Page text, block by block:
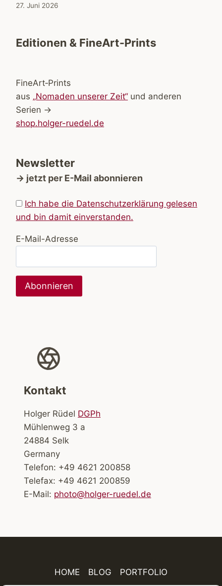
27. Juni 2026
Editionen & FineArt-Prints
FineArt‑Prints
aus „Nomaden unserer Zeit“ und anderen
Serien →
shop.holger-ruedel.de
Newsletter
→ jetzt per E-Mail abonnieren
Ich habe die Datenschutzerklärung gelesen
und bin damit einverstanden.
E-Mail-Adresse
Kontakt
Holger Rüdel DGPh
Mühlenweg 3 a
24884 Selk
Germany
Telefon: +49 4621 200858
Telefax: +49 4621 200859
E-Mail: photo@holger-ruedel.de
HOME BLOG PORTFOLIO